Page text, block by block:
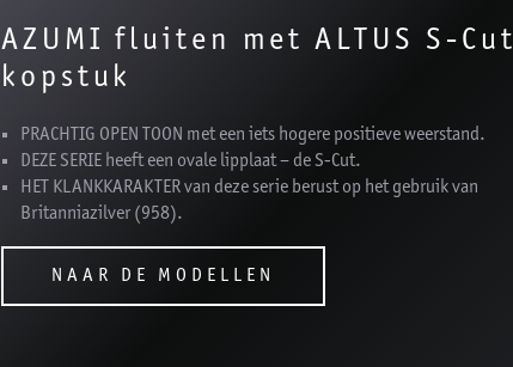
AZUMI fluiten met ALTUS S-Cut
kopstuk
PRACHTIG OPEN TOON met een iets hogere positieve weerstand.
DEZE SERIE heeft een ovale lipplaat – de S-Cut.
HET KLANKKARAKTER van deze serie berust op het gebruik van
Britanniazilver (958).
NAAR DE MODELLEN